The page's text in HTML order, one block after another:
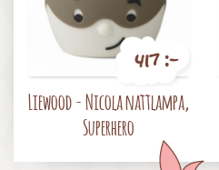
417 :-
Liewood - Nicola nattlampa,
Superhero